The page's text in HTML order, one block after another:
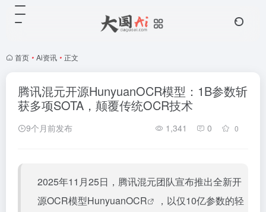
首页 • Ai资讯 • 正文
腾讯混元开源HunyuanOCR模型：1B参数斩
获多项SOTA，颠覆传统OCR技术
9个月前发布 1,341 0 0
2025年11月25日，腾讯混元团队宣布推出全新开
源OCR模型HunyuanOCR
，以仅10亿参数的轻